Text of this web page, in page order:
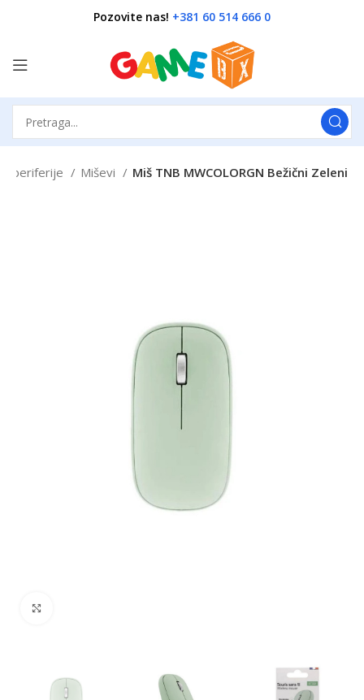
Pozovite nas! +381 60 514 666 0
periferije Miševi Miš TNB MWCOLORGN Bežični Zeleni